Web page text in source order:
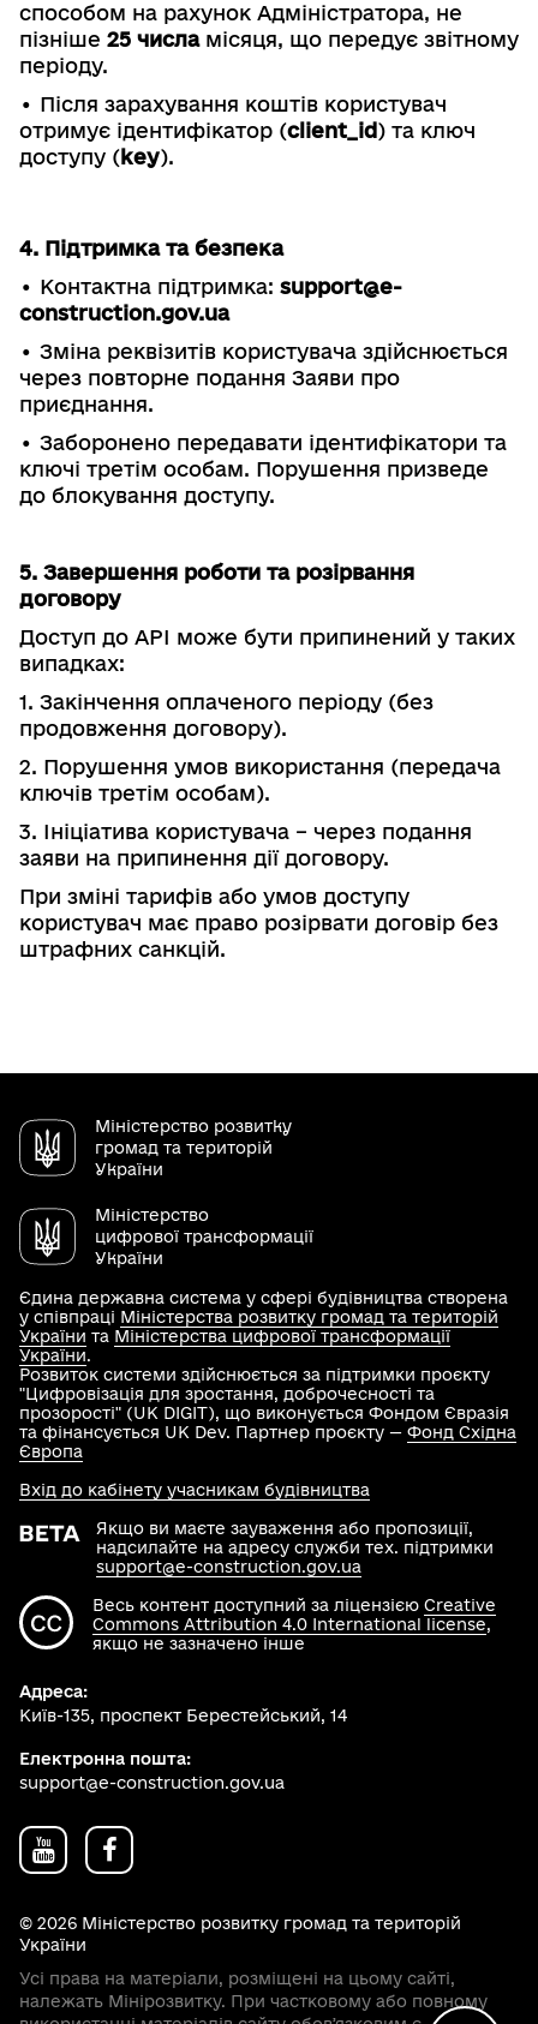
способом на рахунок Адміністратора, не
пізніше 25 числамісяця, що передує звітному
періоду.
• Після зарахування коштів користувач
отримує ідентифікатор (client_id) та ключ
доступу (key).
4. Підтримка та безпека
• Контактна підтримка: support@e-
construction.gov.ua
• Зміна реквізитів користувача здійснюється
через повторне подання Заяви про
приєднання.
• Заборонено передавати ідентифікатори та
ключі третім особам. Порушення призведе
до блокування доступу.
5. Завершення роботи та розірвання
договору
Доступ до АРІ може бути припинений у таких
випадках:
1. Закінчення оплаченого періоду (без
продовження договору).
2. Порушення умов використання (передача
ключів третім особам).
3. Ініціатива користувача – через подання
заяви на припинення дії договору.
При зміні тарифів або умов доступу
користувач має право розірвати договір без
штрафних санкцій.
Міністерство розвитку
громад та територій
України
Міністерство
цифрової трансформації
України
Єдина державна система у сфері будівництва створена
у співпраці Міністерства розвитку громад та територій
України та Міністерства цифрової трансформації
України.
Розвиток системи здійснюється за підтримки проєкту
"Цифровізація для зростання, доброчесності та
прозорості" (UK DIGIT), що виконується Фондом Євразія
та фінансується UK Dev. Партнер проєкту — Фонд Східна
Європа
Якщо ви маєте зауваження або пропозиції,
надсилайте на адресу служби тех. підтримки
support@e-construction.gov.ua
Весь контент доступний за ліцензією Creative
Commons Attribution 4.0 International license,
якщо не зазначено інше
Вхід до кабінету учасникам будівництва
Адреса:
Київ-135, проспект Берестейський, 14
Електронна пошта:
support@e-construction.gov.ua
© 2026 Міністерство розвитку громад та територій
України
Усі права на матеріали, розміщені на цьому сайті,
належать Мінірозвитку. При частковому або повному